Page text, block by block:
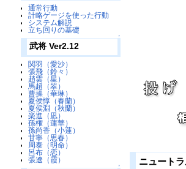
通常行動
計略ゲージを使った行動
システム解説
立ち回りの基礎
↑
武将 Ver2.12
関羽（愛沙）
張飛（鈴々）
趙雲（星）
馬超（翠）
曹操（華琳）
夏侯惇（春蘭）
夏侯淵（秋蘭）
楽進（凪）
孫権（蓮華）
孫尚香（小蓮）
甘寧（思春）
周泰（明命）
呂布（恋）
張遼（霞）
↑ ニュート